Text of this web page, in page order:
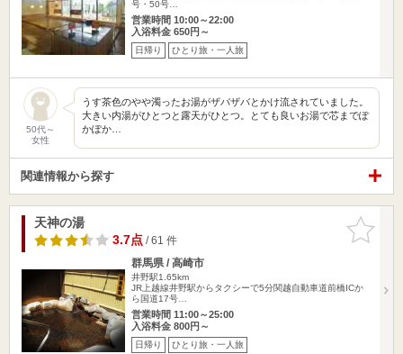
号・50号…
営業時間 10:00～22:00
入浴料金 650円～
日帰り ひとり旅・一人旅
50代～
女性
うす茶色のやや濁ったお湯がザバザバとかけ流されていました。
大きい内湯がひとつと露天がひとつ。とても良いお湯で芯までぽ
かぽか…
関連情報から探す
お気に入
りに追加
天神の湯
3.7点/ 61 件
群馬県 / 高崎市
井野駅1.65km
JR上越線井野駅からタクシーで5分関越自動車道前橋ICか
ら国道17号…
営業時間 11:00～25:00
入浴料金 800円～
日帰り ひとり旅・一人旅